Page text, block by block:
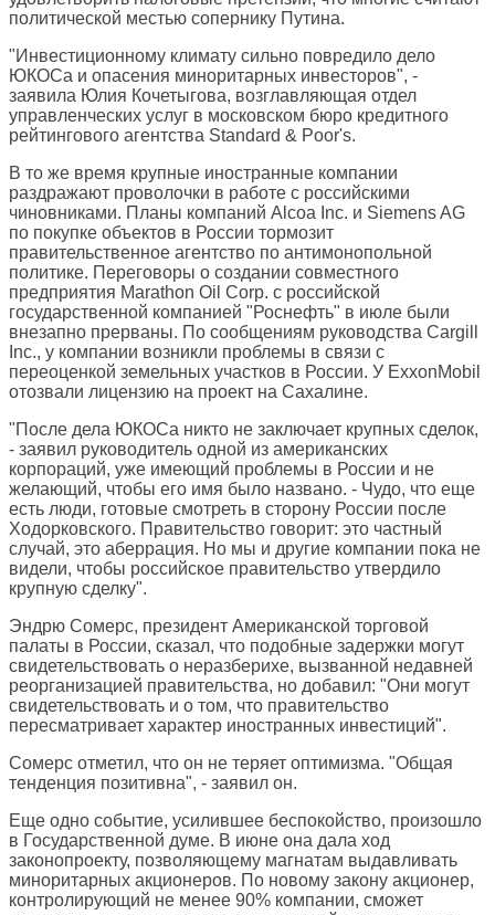
политической местью сопернику Путина.
"Инвестиционному климату сильно повредило дело
ЮКОСа и опасения миноритарных инвесторов", -
заявила Юлия Кочетыгова, возглавляющая отдел
управленческих услуг в московском бюро кредитного
рейтингового агентства Standard & Poor's.
В то же время крупные иностранные компании
раздражают проволочки в работе с российскими
чиновниками. Планы компаний Alcoa Inc. и Siemens AG
по покупке объектов в России тормозит
правительственное агентство по антимонопольной
политике. Переговоры о создании совместного
предприятия Marathon Oil Corp. с российской
государственной компанией "Роснефть" в июле были
внезапно прерваны. По сообщениям руководства Cargill
Inc., у компании возникли проблемы в связи с
переоценкой земельных участков в России. У ExxonMobil
отозвали лицензию на проект на Сахалине.
"После дела ЮКОСа никто не заключает крупных сделок,
- заявил руководитель одной из американских
корпораций, уже имеющий проблемы в России и не
желающий, чтобы его имя было названо. - Чудо, что еще
есть люди, готовые смотреть в сторону России после
Ходорковского. Правительство говорит: это частный
случай, это аберрация. Но мы и другие компании пока не
видели, чтобы российское правительство утвердило
крупную сделку".
Эндрю Сомерс, президент Американской торговой
палаты в России, сказал, что подобные задержки могут
свидетельствовать о неразберихе, вызванной недавней
реорганизацией правительства, но добавил: "Они могут
свидетельствовать и о том, что правительство
пересматривает характер иностранных инвестиций".
Сомерс отметил, что он не теряет оптимизма. "Общая
тенденция позитивна", - заявил он.
Еще одно событие, усилившее беспокойство, произошло
в Государственной думе. В июне она дала ход
законопроекту, позволяющему магнатам выдавливать
миноритарных акционеров. По новому закону акционер,
контролирующий не менее 90% компании, сможет